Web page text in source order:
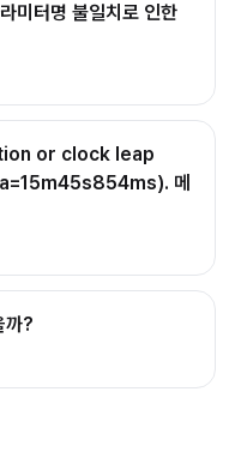
터명 불일치로 인한
or clock leap
메
까?